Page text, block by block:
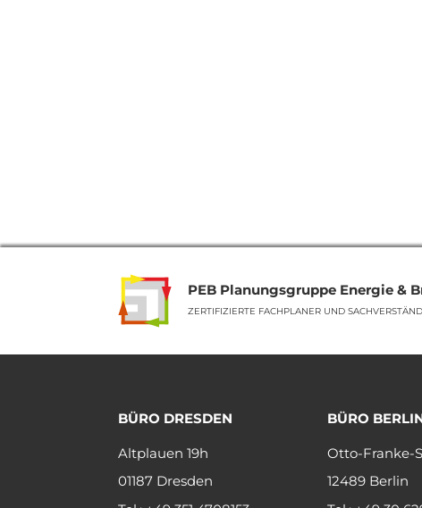
PEB Planungsgruppe Energie &
ZERTIFIZIERTE FACHPLANER UND
BÜRO DRESDEN
Altplauen 19h
01187 Dresden
BÜRO
Otto-Franke-
12489 Berlin